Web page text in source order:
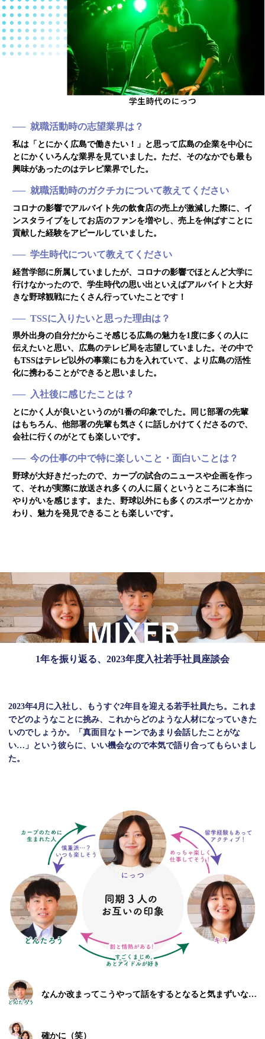
就職活動時の志望業界は？
私は「とにかく広島で働きたい！」と思って広島の企業を中心に
とにかくいろんな業界を見ていました。ただ、そのなかでも最も
興味があったのはテレビ業界でした。
就職活動時のガクチカについて教えてください
コロナの影響でアルバイト先の飲食店の売上が激減した際に、イ
ンスタライブをしてお店のファンを増やし、売上を伸ばすことに
貢献した経験をアピールしていました。
学生時代について教えてください
経営学部に所属していましたが、コロナの影響でほとんど大学に
行けなかったので、学生時代の思い出といえばアルバイトと大好
きな野球観戦にたくさん行っていたことです！
TSSに入りたいと思った理由は？
県外出身の自分だからこそ感じる広島の魅力を1度に多くの人に
伝えたいと思い、広島のテレビ局を志望していました。その中で
もTSSはテレビ以外の事業にも力を入れていて、より広島の活性
化に携わることができると思いました。
入社後に感じたことは？
とにかく人が良いというのが1番の印象でした。同じ部署の先輩
はもちろん、他部署の先輩も気さくに話しかけてくださるので、
会社に行くのがとても楽しいです。
今の仕事の中で特に楽しいこと・面白いことは？
野球が大好きだったので、カープの試合のニュースや企画を作っ
て、それが実際に放送され多くの人に届くというところに本当に
やりがいを感じます。また、野球以外にも多くのスポーツとかか
わり、魅力を発見できることも楽しいです。
1年を振り返る、2023年度入社若手社員座談会
2023年4月に入社し、もうすぐ2年目を迎える若手社員たち。 これま
でどのようなことに挑み、これからどのような人材になっていきた
いのでしょうか。
「真面目なトーンであまり会話したことがな
い…」という彼らに、 いい機会なので本気で語り合ってもらいまし
た。
なんか改まってこうやって話をするとなると気まずいな…
確かに（笑）